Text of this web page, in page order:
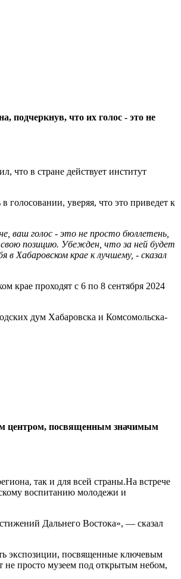
подчеркнув, что их голос - это не
что в стране действует институт
голосовании, уверяя, что это приведет к
ваш голос - это не просто бюллетень,
позицию. Убежден, что за ней будет
Хабаровском крае к лучшему, - сказал
крае проходят с 6 по 8 сентября 2024
дум Хабаровска и Комсомольска-
центром, посвященным значимым
так и для всей страны.На встрече
воспитанию молодежи и
Дальнего Востока», — сказал
экспозиции, посвященные ключевым
не просто музеем под открытым небом,